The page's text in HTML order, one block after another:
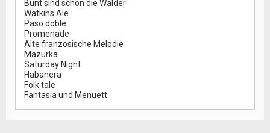
Bunt sind schon die Wälder
Watkins Ale
Paso doble
Promenade
Alte französische Melodie
Mazurka
Saturday Night
Habanera
Folk tale
Fantasia und Menuett